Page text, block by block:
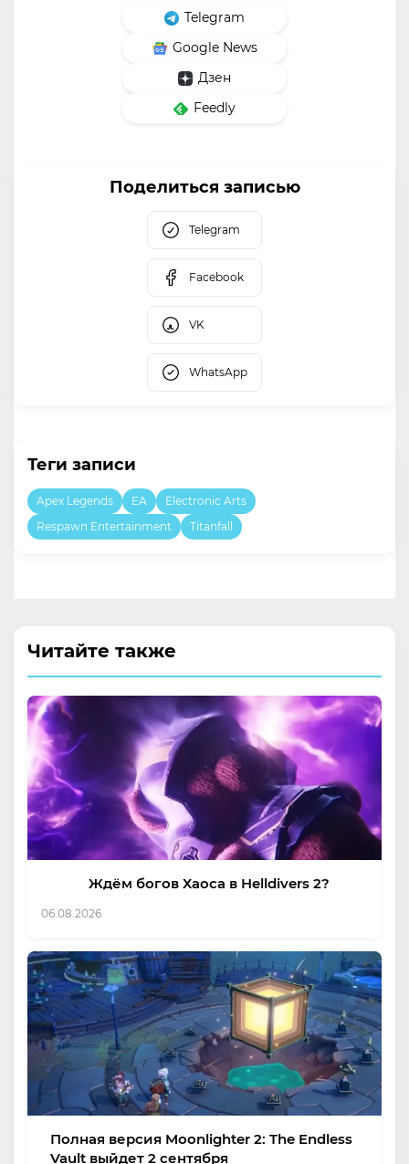
Telegram
Google News
Дзен
Feedly
Поделиться записью
Telegram
Facebook
VK
WhatsApp
Теги записи
Apex Legends EA
Electronic Arts
Respawn Entertainment
Titanfall
Читайте также
Ждём богов Хаоса в Helldivers 2?
06.08.2026
Полная версия Moonlighter 2: The Endless
Vault выйдет 2 сентября